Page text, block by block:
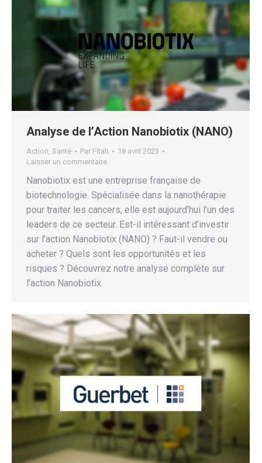
Analyse de l’Action Nanobiotix (NANO)
Action, Santé Par Fitah
18 avril 2023
Laisser un commentaire
Nanobiotix est une entreprise française de
biotechnologie. Spécialisée dans la nanothérapie
pour traiter les cancers, elle est aujourd’hui l’un des
leaders de ce secteur. Est-il intéressant d’investir
sur l’action Nanobiotix (NANO) ? Faut-il vendre ou
acheter ? Quels sont les opportunités et les
risques ? Découvrez notre analyse complète sur
l’action Nanobiotix.